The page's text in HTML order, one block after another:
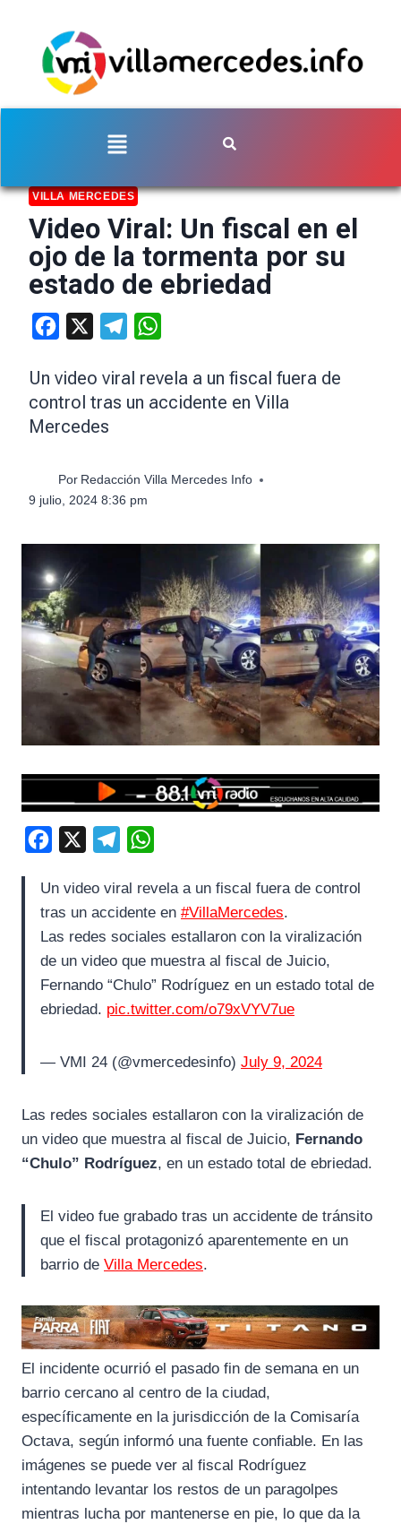
VILLA MERCEDES
Video Viral: Un fiscal en el
ojo de la tormenta por su
estado de ebriedad
Facebook Telegram
Un video viral revela a un fiscal fuera de
control tras un accidente en Villa
Mercedes
Por Redacción Villa Mercedes Info
9 julio, 2024 8:36 pm
c
e
b
l
e
g
a
t
s
Un video viral revela a un fiscal fuera de control
tras un accidente en #VillaMercedes.
Las redes sociales estallaron con la viralización
de un video que muestra al fiscal de Juicio,
Fernando “Chulo” Rodríguez en un estado total de
ebriedad. pic.twitter.com/o79xVYV7ue
— VMI 24 (@vmercedesinfo) July 9, 2024
Las redes sociales estallaron con la viralización de
un video que muestra al fiscal de Juicio, Fernando
“Chulo” Rodríguez, en un estado total de ebriedad.
El video fue grabado tras un accidente de tránsito
que el fiscal protagonizó aparentemente en un
barrio de Villa Mercedes.
El incidente ocurrió el pasado fin de semana en un
barrio cercano al centro de la ciudad,
específicamente en la jurisdicción de la Comisaría
Octava, según informó una fuente confiable. En las
imágenes se puede ver al fiscal Rodríguez
intentando levantar los restos de un paragolpes
mientras lucha por mantenerse en pie, lo que da la